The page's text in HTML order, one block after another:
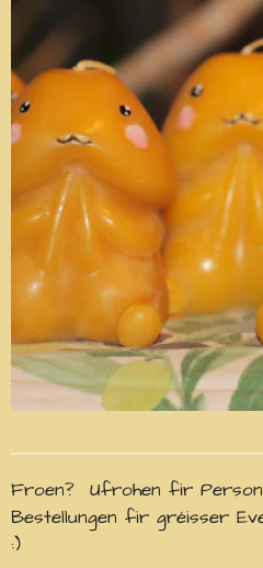
Froen? Ufrohen fir
Bestellungen fir gréisser
:)